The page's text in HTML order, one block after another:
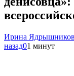
Ирина
назад01 минут